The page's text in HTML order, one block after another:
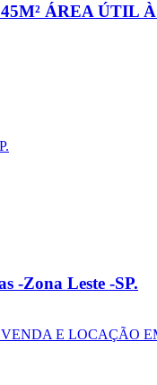
ÁREA ÚTIL
-Zona Leste -SP.